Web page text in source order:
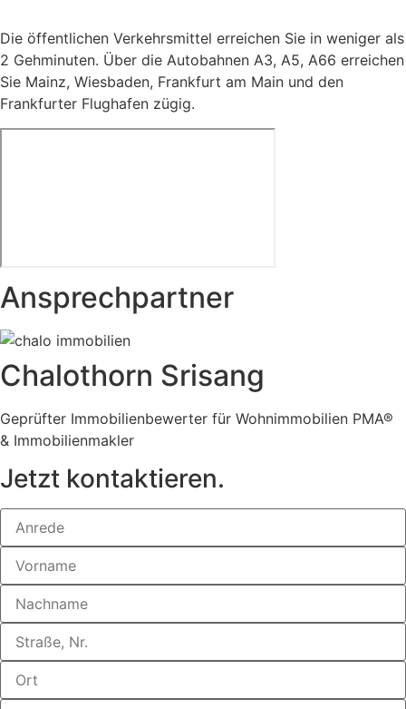
Die öffentlichen Verkehrsmittel erreichen Sie in weniger als
2 Gehminuten. Über die Autobahnen A3, A5, A66 erreichen
Sie Mainz, Wiesbaden, Frankfurt am Main und den
Frankfurter Flughafen zügig.
Ansprechpartner
Chalothorn Srisang
Geprüfter Immobilienbewerter für Wohnimmobilien PMA®
& Immobilienmakler
Jetzt kontaktieren.